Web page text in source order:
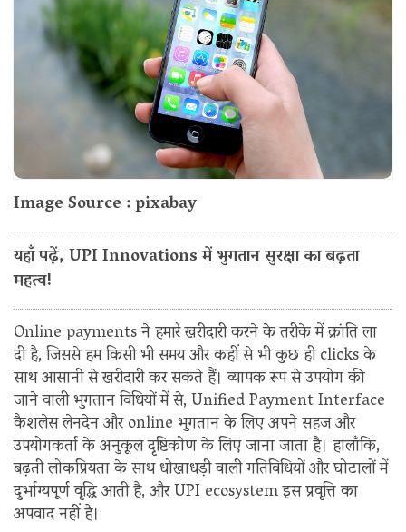
Image Source : pixabay
यहाँ पढ़ें, UPI Innovations में भुगतान सुरक्षा का बढ़ता
महत्व!
Online payments ने हमारे खरीदारी करने के तरीके में क्रांति ला
दी है, जिससे हम किसी भी समय और कहीं से भी कुछ ही clicks के
साथ आसानी से खरीदारी कर सकते हैं। व्यापक रूप से उपयोग की
जाने वाली भुगतान विधियों में से, Unified Payment Interface
कैशलेस लेनदेन और online भुगतान के लिए अपने सहज और
उपयोगकर्ता के अनुकूल दृष्टिकोण के लिए जाना जाता है। हालाँकि,
बढ़ती लोकप्रियता के साथ धोखाधड़ी वाली गतिविधियों और घोटालों में
दुर्भाग्यपूर्ण वृद्धि आती है, और UPI ecosystem इस प्रवृत्ति का
अपवाद नहीं है।